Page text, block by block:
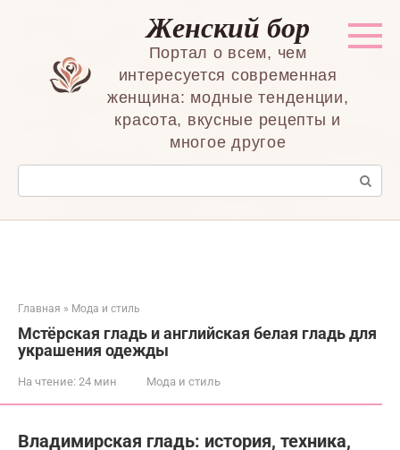
Женский бор
Портал о всем, чем
интересуется современная
женщина: модные тенденции,
красота, вкусные рецепты и
многое другое
Поиск:
Главная » Мода и стиль
Мстёрская гладь и английская белая гладь для
украшения одежды
На чтение: 24 мин Мода и стиль
Владимирская гладь: история, техника,